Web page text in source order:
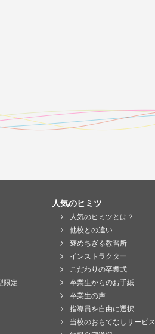
限定
人気のヒミツ
人気のヒミツとは？
他校との違い
褒めちぎる教習所
インストラクター
こだわりの卒業式
卒業生からのお手紙
卒業生の声
指導員を自由に選択
当校のおもてなしサービス